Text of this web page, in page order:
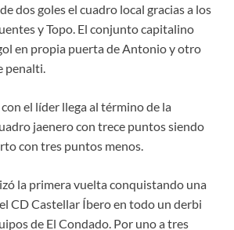
dos goles el cuadro local gracias a los
y Topo. El conjunto capitalino
en propia puerta de Antonio y otro
penalti.
el líder llega al término de la
jaenero con trece puntos siendo
con tres puntos menos.
la primera vuelta conquistando una
CD Castellar Íbero en todo un derbi
de El Condado. Por uno a tres